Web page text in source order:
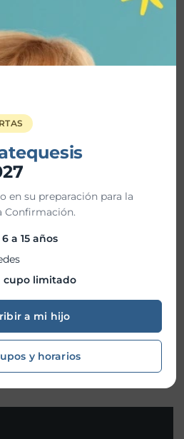
01-03-2025
28-03-2025
Parroquia San Josemaría
Centro de formación
en su preparación para la
Confirmación.
6 a 15 años
cupo limitado
a mi hijo
y horarios